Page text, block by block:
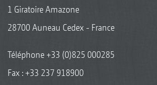
1 Giratoire Amazone
28700 Auneau Cedex - France
Téléphone+33 (0)825 000285
Fax : +33 237 918900